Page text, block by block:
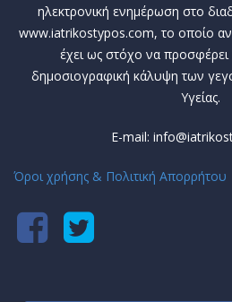
ηλεκτρονική ενημέρωση στο
www.iatrikostypos.com, το οποίο
έχει ως στόχο να
δημοσιογραφική κάλυψη των
Υγείας.
E-mail:
Όροι χρήσης & Πολιτική Απορρήτου